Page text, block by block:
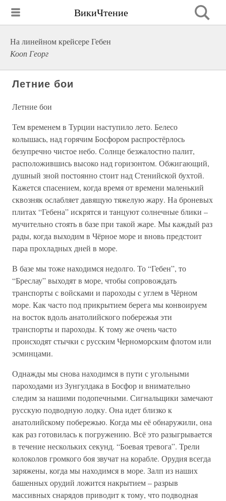
ВикиЧтение
На линейном крейсере Гебен
Кооп Георг
Летние бои
Летние бои
Тем временем в Турции наступило лето. Белесо
колышась, над горячим Босфором распростёрлось
безупречно чистое небо. Солнце безжалостно палит,
расположившись высоко над горизонтом. Обжигающий,
душный зной постоянно стоит над Стенийской бухтой.
Кажется спасением, когда время от времени маленький
сквозняк ослабляет давящую тяжелую жару. На броневых
плитах “Гебена” искрятся и танцуют солнечные блики –
мучительно стоять в базе при такой жаре. Мы каждый раз
рады, когда выходим в Чёрное море и вновь предстоит
пара прохладных дней в море.
В базе мы тоже находимся недолго. То “Гебен”, то
“Бреслау” выходят в море, чтобы сопровождать
транспорты с войсками и пароходы с углем в Чёрном
море. Как часто под прикрытием берега мы конвоируем
на восток вдоль анатолийского побережья эти
транспорты и пароходы. К тому же очень часто
происходят стычки с русским Черноморским флотом или
эсминцами.
Однажды мы снова находимся в пути с угольными
пароходами из Зунгулдака в Босфор и внимательно
следим за нашими подопечными. Сигнальщики замечают
русскую подводную лодку. Она идет близко к
анатолийскому побережью. Когда мы её обнаружили, она
как раз готовилась к погружению. Всё это разыгрывается
в течение нескольких секунд. “Боевая тревога”. Трели
колоколов громкого боя звучат на корабле. Орудия всегда
заряжены, когда мы находимся в море. Залп из наших
башенных орудий ложится накрытием – разрыв
массивных снарядов приводит к тому, что подводная